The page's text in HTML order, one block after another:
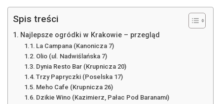
Spis treści
Najlepsze ogródki w Krakowie – przegląd
La Campana (Kanonicza 7)
Olio (ul. Nadwiślańska 7)
Dynia Resto Bar (Krupnicza 20)
Trzy Papryczki (Poselska 17)
Meho Cafe (Krupnicza 26)
Dzikie Wino (Kazimierz, Pałac Pod Baranami)